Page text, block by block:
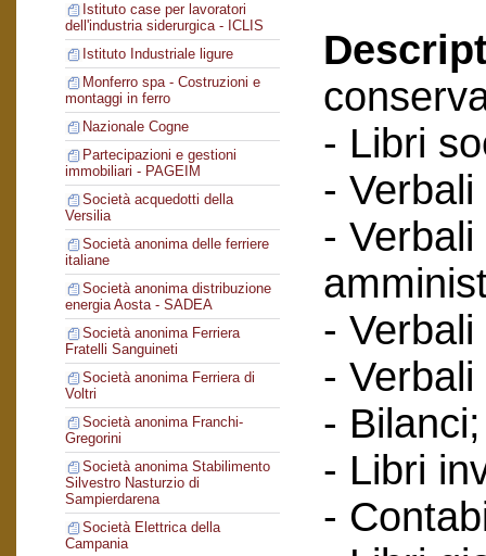
Istituto case per lavoratori
dell'industria siderurgica - ICLIS
Istituto Industriale ligure
Monferro spa - Costruzioni e
montaggi in ferro
Nazionale Cogne
Partecipazioni e gestioni
immobiliari - PAGEIM
Società acquedotti della
Versilia
Società anonima delle ferriere
italiane
Società anonima distribuzione
energia Aosta - SADEA
Società anonima Ferriera
Fratelli Sanguineti
Società anonima Ferriera di
Voltri
Società anonima Franchi-
Gregorini
Società anonima Stabilimento
Silvestro Nasturzio di
Sampierdarena
Società Elettrica della
Campania
- Libri
-
-
-
-
- Bilanci;
- Libri
-